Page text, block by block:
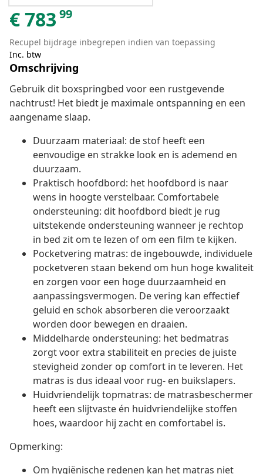
€783 99
Recupel bijdrage inbegrepen indien van toepassing
Inc. btw
Omschrijving
Gebruik dit boxspringbed voor een rustgevende
nachtrust! Het biedt je maximale ontspanning en een
aangename slaap.
Duurzaam materiaal: de stof heeft een
eenvoudige en strakke look en is ademend en
duurzaam.
Praktisch hoofdbord: het hoofdbord is naar
wens in hoogte verstelbaar. Comfortabele
ondersteuning: dit hoofdbord biedt je rug
uitstekende ondersteuning wanneer je rechtop
in bed zit om te lezen of om een film te kijken.
Pocketvering matras: de ingebouwde, individuele
pocketveren staan bekend om hun hoge kwaliteit
en zorgen voor een hoge duurzaamheid en
aanpassingsvermogen. De vering kan effectief
geluid en schok absorberen die veroorzaakt
worden door bewegen en draaien.
Middelharde ondersteuning: het bedmatras
zorgt voor extra stabiliteit en precies de juiste
stevigheid zonder op comfort in te leveren. Het
matras is dus ideaal voor rug- en buikslapers.
Huidvriendelijk topmatras: de matrasbeschermer
heeft een slijtvaste én huidvriendelijke stoffen
hoes, waardoor hij zacht en comfortabel is.
Opmerking:
Om hygiënische redenen kan het matras niet